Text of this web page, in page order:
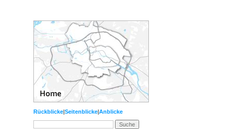
Rückblicke|Seitenblicke|Anblicke